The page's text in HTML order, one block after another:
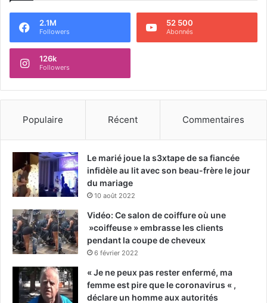
2.1M
Followers
52 500
Abonnés
126k
Followers
Populaire Récent Commentaires
Le marié joue la s3xtape de sa fiancée
infidèle au lit avec son beau-frère le jour
du mariage
10 août 2022
Vidéo: Ce salon de coiffure où une
»coiffeuse » embrasse les clients
pendant la coupe de cheveux
6 février 2022
« Je ne peux pas rester enfermé, ma
femme est pire que le coronavirus « ,
déclare un homme aux autorités